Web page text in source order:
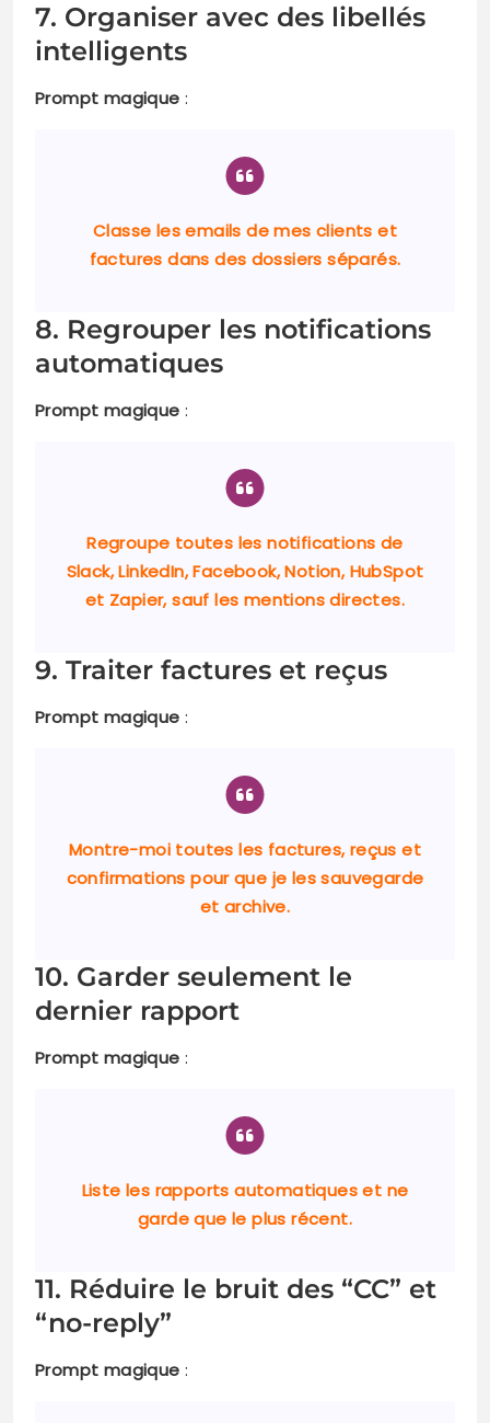
7. Organiser avec des libellés
intelligents
Prompt magique :
Classe les emails de mes clients et
factures dans des dossiers séparés.
8. Regrouper les notifications
automatiques
Prompt magique :
Regroupe toutes les notifications de
Slack, LinkedIn, Facebook, Notion, HubSpot
et Zapier, sauf les mentions directes.
9. Traiter factures et reçus
Prompt magique :
Montre-moi toutes les factures, reçus et
confirmations pour que je les sauvegarde
et archive.
10. Garder seulement le
dernier rapport
Prompt magique :
Liste les rapports automatiques et ne
garde que le plus récent.
11. Réduire le bruit des “CC” et
“no-reply”
Prompt magique :